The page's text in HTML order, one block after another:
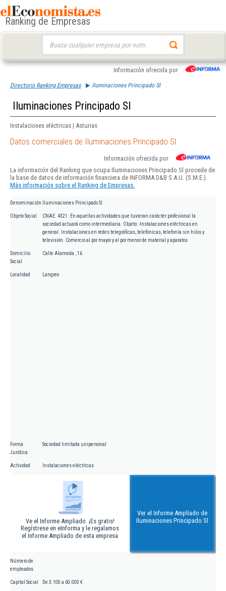
Ranking de Empresas
Información ofrecida por
Directorio Ranking Empresas Iluminaciones Principado Sl
Iluminaciones Principado Sl
Instalaciones eléctricas | Asturias
Datos comerciales de Iluminaciones Principado Sl
Información ofrecida por
La información del Ranking que ocupa Iluminaciones Principado Sl procede de
la base de datos de información financiera de INFORMA D&B S.A.U. (S.M.E.).
Más información sobre el Ranking de Empresas.
Denominación Iluminaciones Principado Sl
Objeto Social
CNAE. 4321. En aquellas actividades que tuvieran carácter profesional la
sociedad actuará como intermediaria. Objeto: -Instalaciones eléctricas en
general. Instalaciones en redes telegráficas, telefónicas, telefonía sin hilos y
televisión. Comercio al por mayor y al por menor de material y aparatos
Domicilio
Social
Calle Alameda , 16
Localidad Langreo
Forma
Jurídica
Sociedad limitada unipersonal
Actividad Instalaciones eléctricas
Ve el Informe Ampliado. ¡Es gratis!
Regístrese en eInforma y le regalamos
el Informe Ampliado de esta empresa
Ver el Informe Ampliado de
Iluminaciones Principado Sl
Número de
empleados
Capital Social De 3.100 a 60.000 €